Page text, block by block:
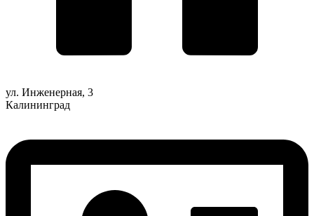
ул. Инженерная, 3
Калининград